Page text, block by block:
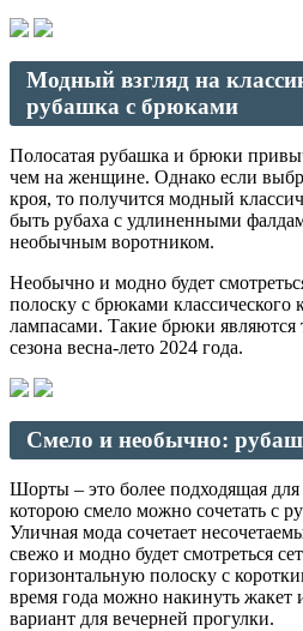
Модный взгляд на
рубашка с брюками
Полосатая рубашка и брюки
чем на женщине. Однако если
кроя, то получится модный
быть рубаха с удлиненными
необычным воротником.
Необычно и модно будет
полоску с брюками классического
лампасами. Такие брюки
сезона весна-лето 2024 года.
Смело и необычно:
Шорты – это более подходящая для
которою смело можно сочетать с
Уличная мода сочетает
свежо и модно будет смотреться
горизонтальную полоску с
время года можно накинуть жакет
вариант для вечерней прогулки.